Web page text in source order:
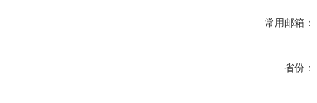
常用邮箱：
省份：